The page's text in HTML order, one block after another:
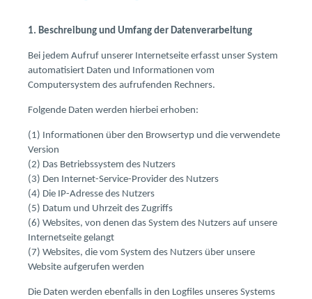
1. Beschreibung und Umfang der Datenverarbeitung
Bei jedem Aufruf unserer Internetseite erfasst unser System
automatisiert Daten und Informationen vom
Computersystem des aufrufenden Rechners.
Folgende Daten werden hierbei erhoben:
(1) Informationen über den Browsertyp und die verwendete
Version
(2) Das Betriebssystem des Nutzers
(3) Den Internet-Service-Provider des Nutzers
(4) Die IP-Adresse des Nutzers
(5) Datum und Uhrzeit des Zugriffs
(6) Websites, von denen das System des Nutzers auf unsere
Internetseite gelangt
(7) Websites, die vom System des Nutzers über unsere
Website aufgerufen werden
Die Daten werden ebenfalls in den Logfiles unseres Systems